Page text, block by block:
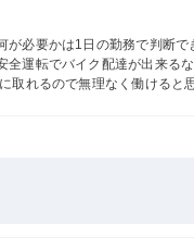
が必要かは1日の勤務で判断
全運転でバイク配達が出来る
取れるので無理なく働けると